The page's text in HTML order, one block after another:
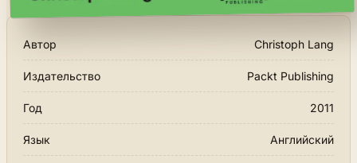
Автор Christoph Lang
Издательство Packt Publishing
Год 2011
Язык Английский